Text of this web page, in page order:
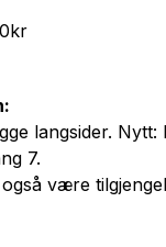
langsider.
7.
være